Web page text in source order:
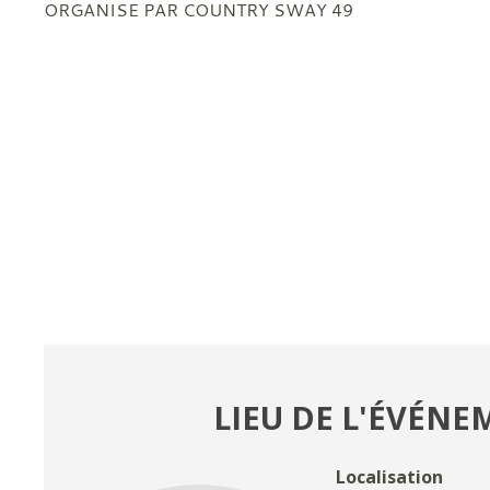
ORGANISE PAR COUNTRY SWAY 49
LIEU DE
Localisation